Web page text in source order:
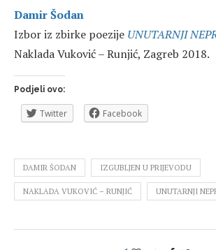
Damir Šodan
Izbor iz zbirke poezije UNUTARNJI
Naklada Vuković – Runjić, Zagreb 2018.
Podjeli ovo:
Twitter Facebook
DAMIR ŠODAN IZGUBLJEN U PRIJEVODU
NAKLADA VUKOVIĆ – RUNJIĆ UNUTARNJI